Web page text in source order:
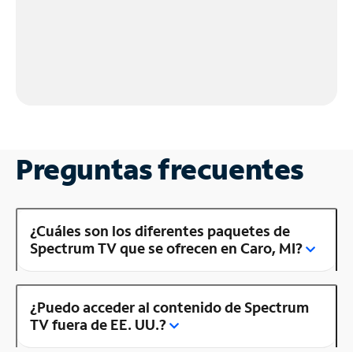
Preguntas frecuentes
¿Cuáles son los diferentes paquetes de
Spectrum TV que se ofrecen en Caro, MI?
¿Puedo acceder al contenido de Spectrum
TV fuera de EE. UU.?